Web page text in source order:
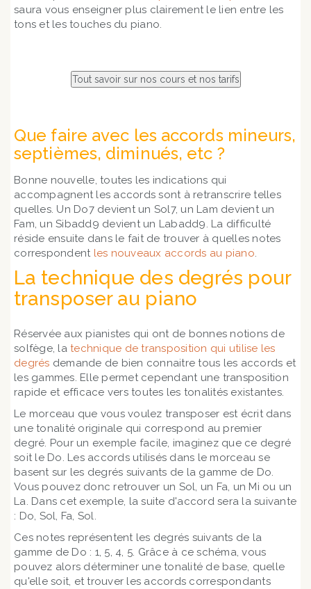
saura vous enseigner plus clairement le lien entre les
tons et les touches du piano.
Que faire avec les accords mineurs,
septièmes, diminués, etc ?
Bonne nouvelle, toutes les indications qui
accompagnent les accords sont à retranscrire telles
quelles. Un Do7 devient un Sol7, un Lam devient un
Fam, un Sibadd9 devient un Labadd9. La difficulté
réside ensuite dans le fait de trouver à quelles notes
correspondent les nouveaux accords au piano.
La technique des degrés pour
transposer au piano
Réservée aux pianistes qui ont de bonnes notions de
solfège, la technique de transposition qui utilise les
degrés demande de bien connaitre tous les accords et
les gammes. Elle permet cependant une transposition
rapide et efficace vers toutes les tonalités existantes.
Le morceau que vous voulez transposer est écrit dans
une tonalité originale qui correspond au premier
degré. Pour un exemple facile, imaginez que ce degré
soit le Do. Les accords utilisés dans le morceau se
basent sur les degrés suivants de la gamme de Do.
Vous pouvez donc retrouver un Sol, un Fa, un Mi ou un
La. Dans cet exemple, la suite d'accord sera la suivante
: Do, Sol, Fa, Sol.
Ces notes représentent les degrés suivants de la
gamme de Do : 1, 5, 4, 5. Grâce à ce schéma, vous
pouvez alors déterminer une tonalité de base, quelle
qu'elle soit, et trouver les accords correspondants